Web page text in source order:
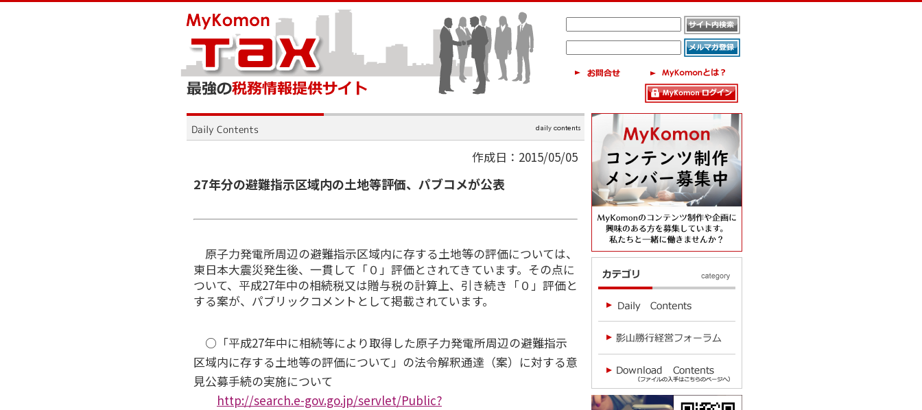
作成日：2015/05/05
27年分の避難指示区域内の土地等評価、パブコメが公表
原子力発電所周辺の避難指示区域内に存する土地等の評価については、
東日本大震災発生後、一貫して「０」評価とされてきています。その点に
ついて、平成27年中の相続税又は贈与税の計算上、引き続き「０」評価と
する案が、パブリックコメントとして掲載されています。
○「平成27年中に相続等により取得した原子力発電所周辺の避難指示
区域内に存する土地等の評価について」の法令解釈通達（案）に対する意
見公募手続の実施について
http://search.e-gov.go.jp/servlet/Public?